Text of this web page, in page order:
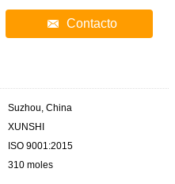
Contacto
Suzhou, China
XUNSHI
ISO 9001:2015
310 moles